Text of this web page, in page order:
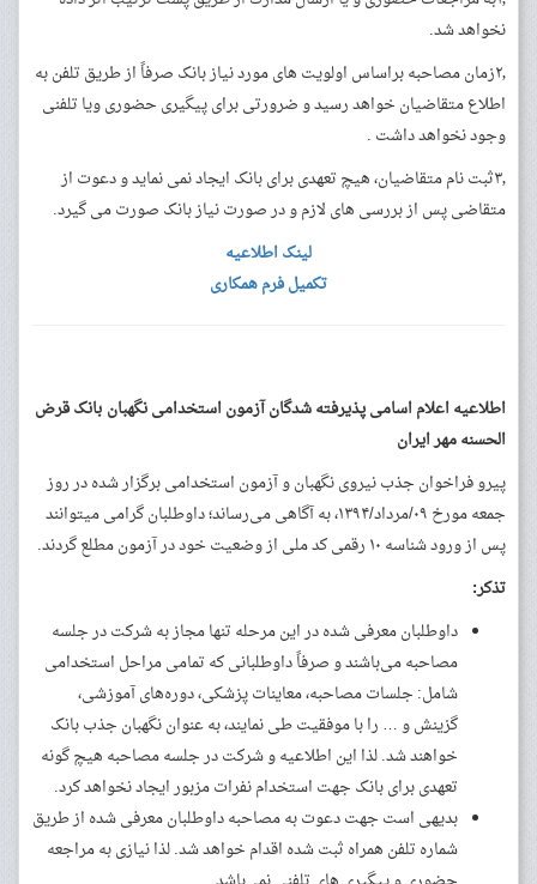
نخواهد شد.
۲٫زمان مصاحبه براساس اولویت های مورد نیاز بانک صرفاً از طریق تلفن به
اطلاع متقاضیان خواهد رسید و ضرورتی برای پیگیری حضوری ویا تلفنی
وجود نخواهد داشت .
۳٫ثبت نام متقاضیان، هیچ تعهدی برای بانک ایجاد نمی نماید و دعوت از
متقاضی پس از بررسی های لازم و در صورت نیاز بانک صورت می گیرد.
لینک اطلاعیه
تکمیل فرم همکاری
اطلاعیه اعلام اسامی پذیرفته شدگان آزمون استخدامی نگهبان بانک قرض
الحسنه مهر ایران
پیرو فراخوان جذب نیروی نگهبان و آزمون استخدامی برگزار شده در روز
جمعه مورخ ۰۹/مرداد/۱۳۹۴، به آگاهی می‌رساند؛ داوطلبان گرامی میتوانند
پس از ورود شناسه ۱۰ رقمی کد ملی از وضعیت خود در آزمون مطلع گردند.
تذکر:
داوطلبان معرفی شده در این مرحله تنها مجاز به شرکت در جلسه
مصاحبه می‌باشند و صرفاً داوطلبانی که تمامی مراحل استخدامی
شامل: جلسات مصاحبه، معاینات پزشکی، دوره‌های آموزشی،
گزینش و … را با موفقیت طی نمایند، به عنوان نگهبان جذب بانک
خواهند شد. لذا این اطلاعیه و شرکت در جلسه مصاحبه هیچ گونه
تعهدی برای بانک جهت استخدام نفرات مزبور ایجاد نخواهد کرد.
بدیهی است جهت دعوت به مصاحبه داوطلبان معرفی شده از طریق
شماره تلفن همراه ثبت شده اقدام خواهد شد. لذا نیازی به مراجعه